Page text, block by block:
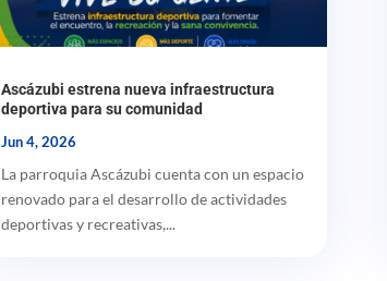
Ascázubi estrena nueva infraestructura
deportiva para su comunidad
Jun 4, 2026
La parroquia Ascázubi cuenta con un espacio
renovado para el desarrollo de actividades
deportivas y recreativas,...